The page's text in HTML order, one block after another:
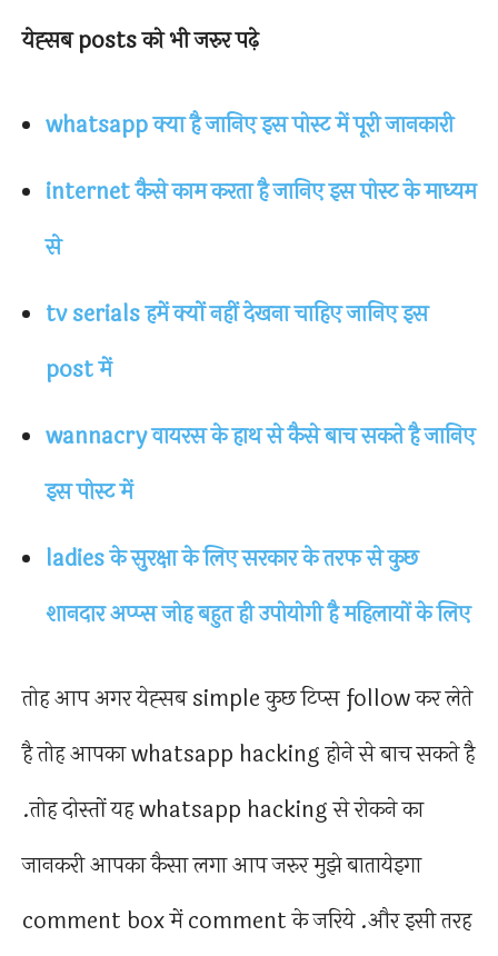
येह्सब posts को भी जरुर पढ़े
whatsapp क्या है जानिए इस पोस्ट में पूरी जानकारी
internet कैसे काम करता है जानिए इस पोस्ट के माध्यम
से
tv serials हमें क्यों नहीं देखना चाहिए जानिए इस
post में
wannacry वायरस के हाथ से कैसे बाच सकते है जानिए
इस पोस्ट में
ladies के सुरक्षा के लिए सरकार के तरफ से कुछ
शानदार अप्प्स जोह बहुत ही उपोयोगी है महिलायों के लिए
तोह आप अगर येह्सब simple कुछ टिप्स follow कर लेते
है तोह आपका whatsapp hacking होने से बाच सकते है
.तोह दोस्तों यह whatsapp hacking से रोकने का
जानकरी आपका कैसा लगा आप जरुर मुझे बातायेइगा
comment box में comment के जरिये .और इसी तरह